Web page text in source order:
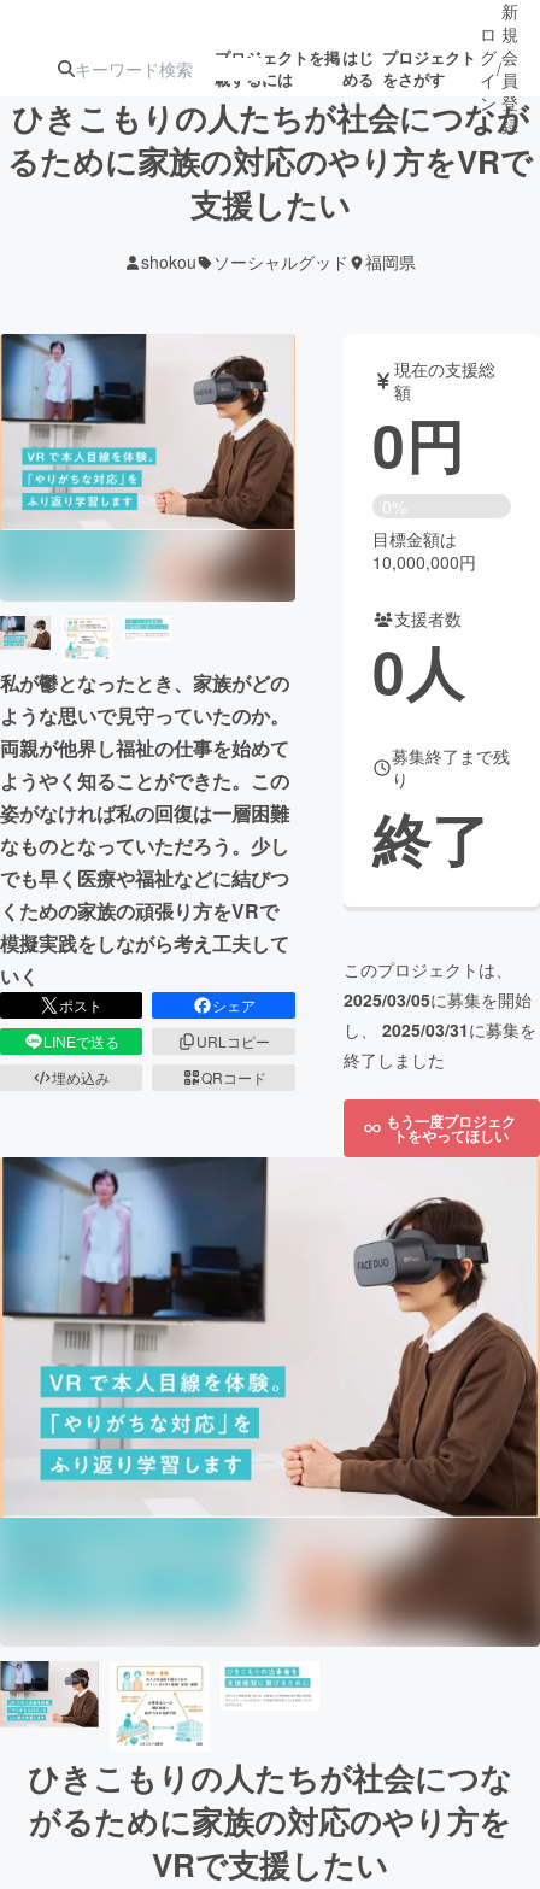
プロジェクトを掲
載するには
はじ
める
プロジェクト
をさがす
注目の新着プロ募集終了が近いプ
テクノロジー・ガジェット
映像・映画 書籍・雑誌
ビジネス・起業 チャレンジ
まちづくり・地域活性化
CAMPFIRE for Social Good
CAMPFIRE Creation
CAMPFIREふるさと納税machi-ya コミュニティ
ロ
グ
イ
ン
/
新
規
会
員
登
録
ひきこもりの人たちが社会につなが
るために家族の対応のやり方をVRで
支援したい
shokou ソーシャルグッド 福岡県
私が鬱となったとき、家族がどの
ような思いで見守っていたのか。
両親が他界し福祉の仕事を始めて
ようやく知ることができた。この
姿がなければ私の回復は一層困難
なものとなっていただろう。少し
でも早く医療や福祉などに結びつ
くための家族の頑張り方をVRで
模擬実践をしながら考え工夫して
いく
ポスト
シェア
LINEで送る
URLコピー
埋め込み
QRコード
現在の支援総
額
0円
0%
目標金額は
10,000,000円
支援者数
0人
募集終了まで残
り
終了
このプロジェクトは、
2025/03/05に募集を開始
し、 2025/03/31に募集を
終了しました
もう一度プロジェク
トをやってほしい
ひきこもりの人たちが社会につな
がるために家族の対応のやり方を
VRで支援したい